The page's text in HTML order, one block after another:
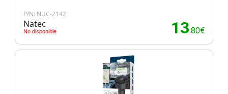
P/N: NUC-2142
Natec
No disponible 13.80€